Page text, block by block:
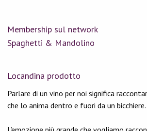
Membership sul network
Spaghetti & Mandolino
Locandina prodotto
Parlare di un vino per noi significa
che lo anima dentro e fuori da un bicchiere.